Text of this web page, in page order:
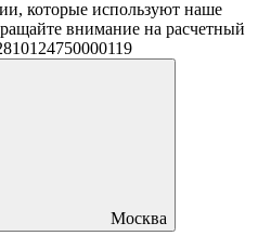
которые используют наше
внимание на расчетный
Москва